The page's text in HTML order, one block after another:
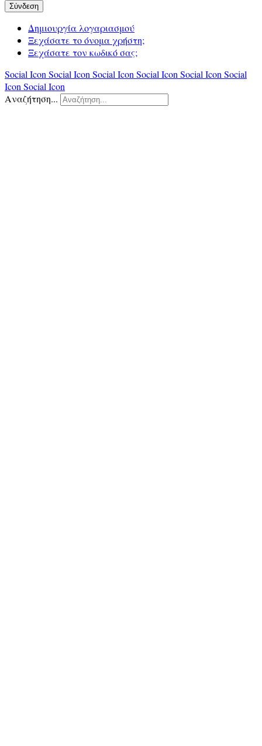
Σύνδεση
Δημιουργία λογαριασμού
Ξεχάσατε το όνομα χρήστη;
Ξεχάσατε τον κωδικό σας;
Social IconSocial IconSocial IconSocial IconSocial IconSocial
IconSocial Icon
Αναζήτηση...